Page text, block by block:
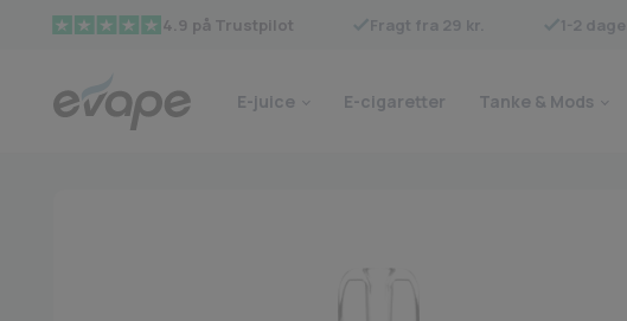
4.9 på Trustpilot Fragt fra 29 kr. 1-2
E-juice E-cigaretter Tanke & Mods